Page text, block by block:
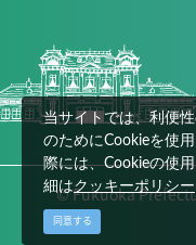
© Fukuoka
当サイトでは、利便
のためにCookieを使
際には、Cookieの使
細はクッキーポリシー
同意する